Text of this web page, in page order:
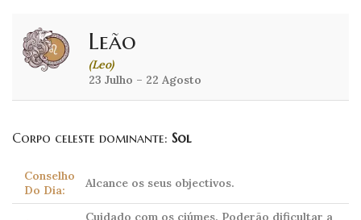
Leão
(Leo)
23 Julho – 22 Agosto
Corpo celeste dominante: Sol
Conselho
Do Dia:
Alcance os seus objectivos.
Cuidado com os ciúmes. Poderão dificultar a